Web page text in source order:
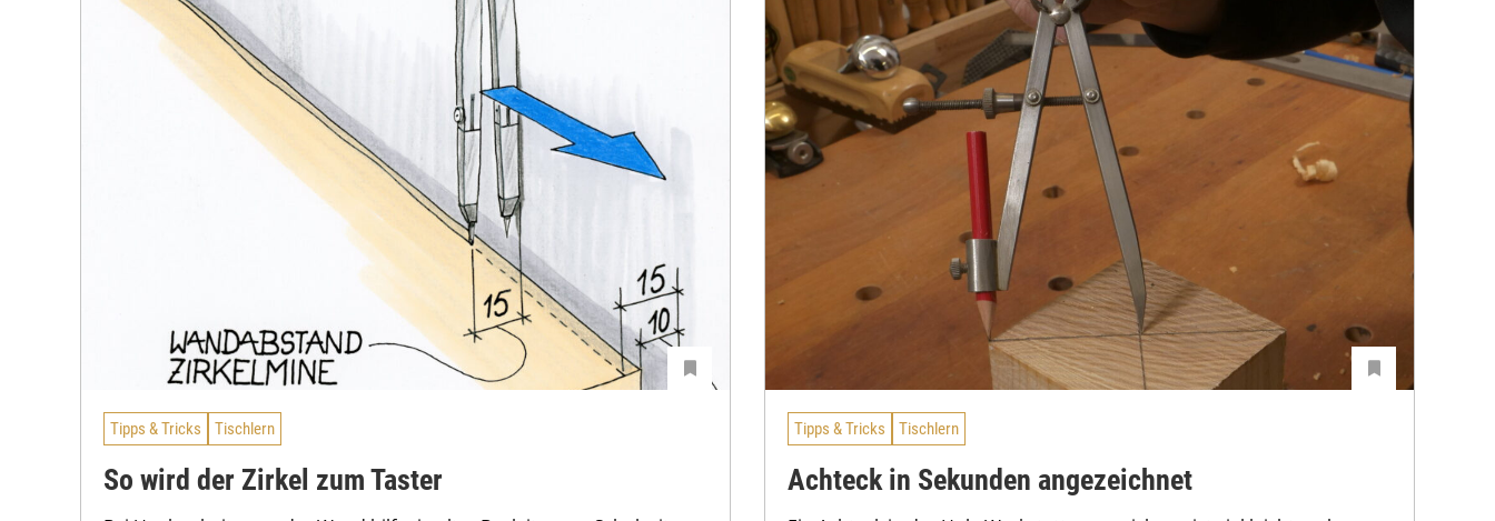
Tipps & Tricks Tischlern
So wird der Zirkel zum Taster
Tipps & Tricks Tischlern
Achteck in Sekunden angezeichnet